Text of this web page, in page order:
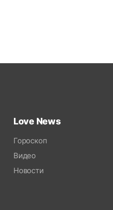
Love News
Гороскоп
Видео
Новости